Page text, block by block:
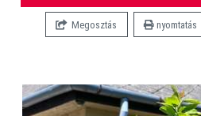
Megosztás nyomtatás